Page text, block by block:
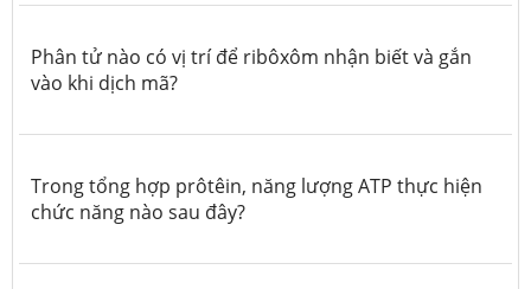
Phân tử nào có vị trí để ribôxôm nhận biết và gắn
vào khi dịch mã?
Trong tổng hợp prôtêin, năng lượng ATP thực hiện
chức năng nào sau đây?